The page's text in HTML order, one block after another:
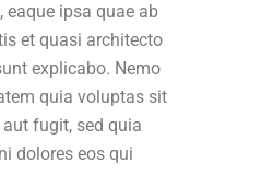
eaque ipsa quae ab
et quasi architecto
explicabo. Nemo
quia voluptas sit
fugit, sed quia
dolores eos qui